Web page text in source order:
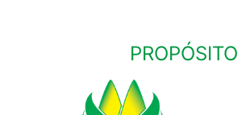
PROPÓSITO